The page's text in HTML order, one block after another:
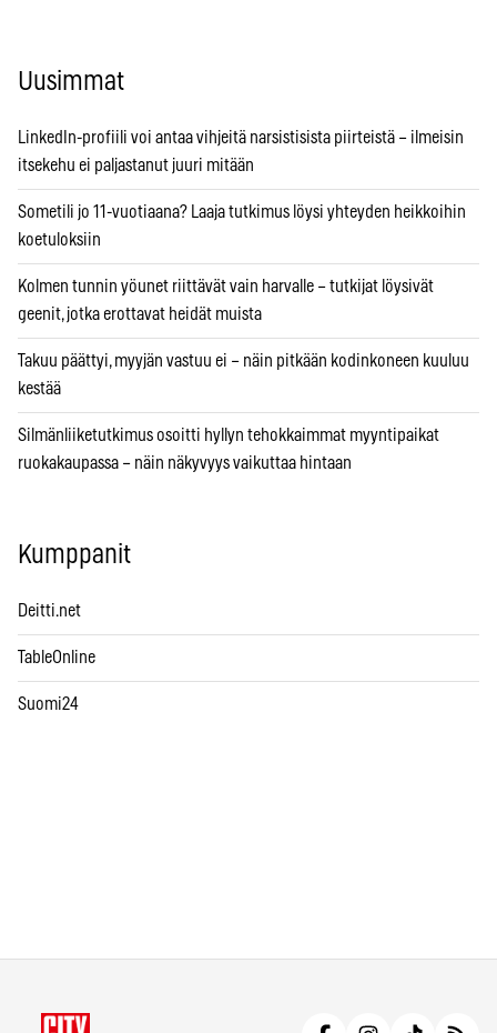
Uusimmat
LinkedIn-profiili voi antaa vihjeitä narsistisista piirteistä – ilmeisin
itsekehu ei paljastanut juuri mitään
Sometili jo 11-vuotiaana? Laaja tutkimus löysi yhteyden heikkoihin
koetuloksiin
Kolmen tunnin yöunet riittävät vain harvalle – tutkijat löysivät
geenit, jotka erottavat heidät muista
Takuu päättyi, myyjän vastuu ei – näin pitkään kodinkoneen kuuluu
kestää
Silmänliiketutkimus osoitti hyllyn tehokkaimmat myyntipaikat
ruokakaupassa – näin näkyvyys vaikuttaa hintaan
Kumppanit
Deitti.net
TableOnline
Suomi24